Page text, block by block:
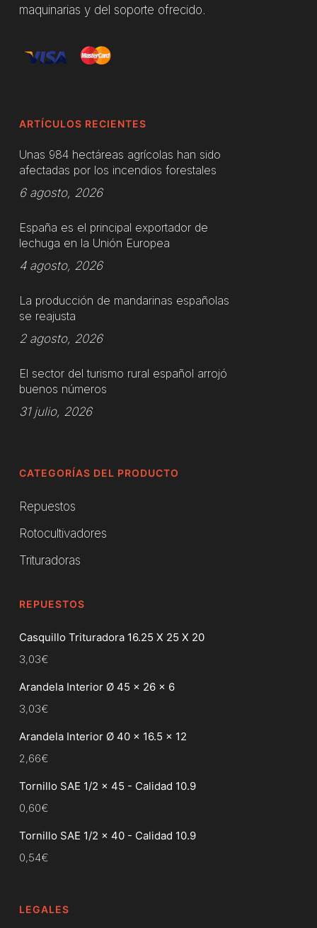
maquinarias y del soporte ofrecido.
ARTÍCULOS RECIENTES
Unas 984 hectáreas agrícolas han sido
afectadas por los incendios forestales
6 agosto, 2026
España es el principal exportador de
lechuga en la Unión Europea
4 agosto, 2026
La producción de mandarinas españolas
se reajusta
2 agosto, 2026
El sector del turismo rural español arrojó
buenos números
31 julio, 2026
CATEGORÍAS DEL PRODUCTO
Repuestos
Rotocultivadores
Trituradoras
REPUESTOS
Casquillo Trituradora 16.25 X 25 X 20
3,03€
Arandela Interior Ø 45 x 26 x 6
3,03€
Arandela Interior Ø 40 x 16.5 x 12
2,66€
Tornillo SAE 1/2 x 45 - Calidad 10.9
0,60€
Tornillo SAE 1/2 x 40 - Calidad 10.9
0,54€
LEGALES